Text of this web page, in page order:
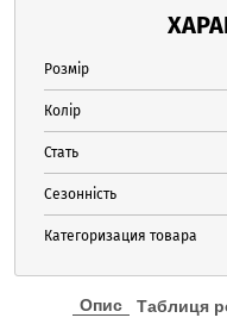
Розмір
Колір
Стать
Сезонність
Категоризация товара
Опис Таблиця